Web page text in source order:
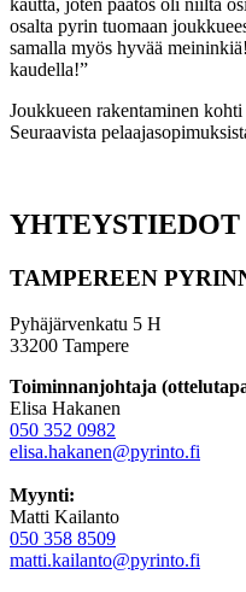
osalta pyrin tuomaan
samalla myös hyvää
kaudella!”
Joukkueen rakentaminen
Seuraavista
YHTEYSTIEDOT
TAMPEREEN
Pyhäjärvenkatu 5 H
33200 Tampere
Toiminnanjohtaja
Elisa Hakanen
050 352 0982
elisa.hakanen@pyrinto.fi
Myynti:
Matti Kailanto
050 358 8509
matti.kailanto@pyrinto.fi